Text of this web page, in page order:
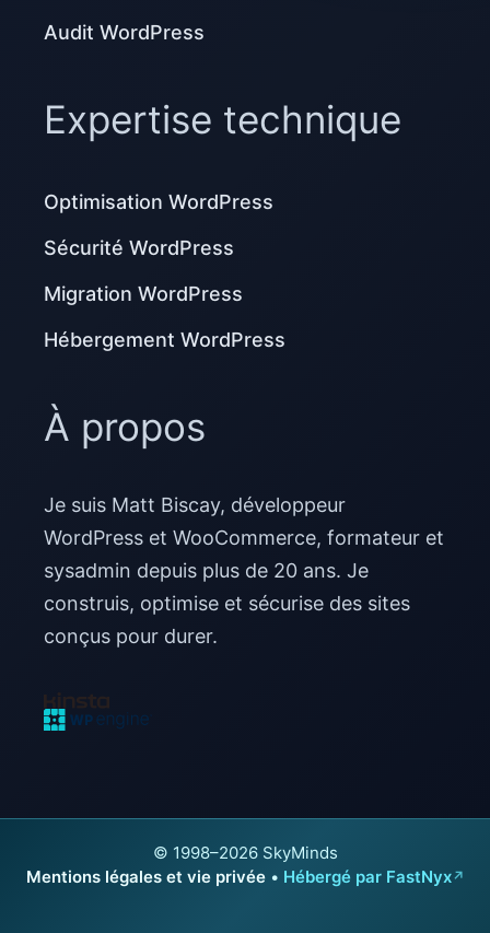
Audit WordPress
Expertise technique
Optimisation WordPress
Sécurité WordPress
Migration WordPress
Hébergement WordPress
À propos
Je suis Matt Biscay, développeur
WordPress et WooCommerce, formateur et
sysadmin depuis plus de 20 ans. Je
construis, optimise et sécurise des sites
conçus pour durer.
© 1998–2026 SkyMinds
Mentions légales et vie privée • Hébergé par FastNyx